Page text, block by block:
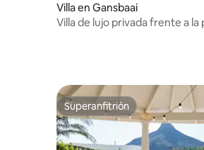
Villa en Gansbaai
Villa de lujo privada frente a la
Superanfitrión
Superanfitrión